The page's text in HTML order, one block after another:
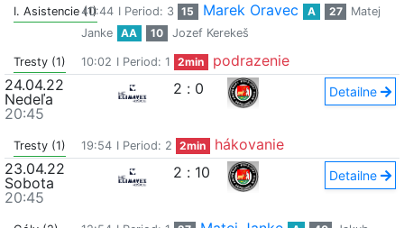
I. Asistencie (1)40:44 I Period: 3 15 Marek Oravec A 27
Matej
Janke
AA 10 Jozef Kerekeš
Tresty (1) 10:02 I Period: 1 2min
podrazenie
24.04.22
Nedeľa
20:45
2 : 0 Detailne
Tresty (1) 19:54 I Period: 2 2min
hákovanie
23.04.22
Sobota
20:45
2 : 10 Detailne